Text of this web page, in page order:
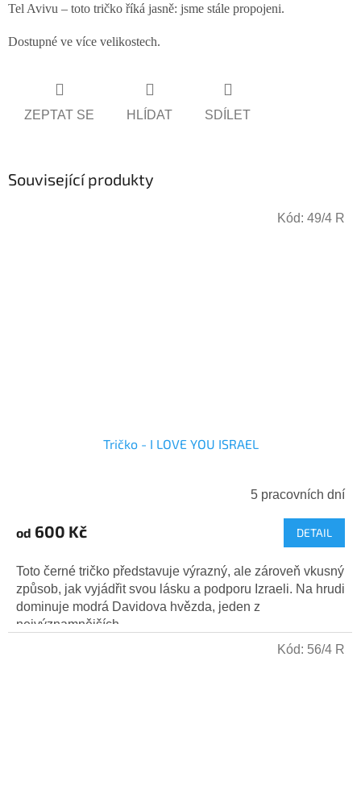
Tel Avivu – toto tričko říká jasně: jsme stále propojeni.
Dostupné ve více velikostech.
ZEPTAT SE HLÍDAT SDÍLET
Související produkty
Tričko - I LOVE YOU ISRAEL
5 pracovních dní
od 600 Kč DETAIL
Toto černé tričko představuje výrazný, ale zároveň vkusný
způsob, jak vyjádřit svou lásku a podporu Izraeli. Na hrudi
dominuje modrá Davidova hvězda, jeden z
nejvýznamnějších...
Kód: 49/4 R
Kód: 56/4 R